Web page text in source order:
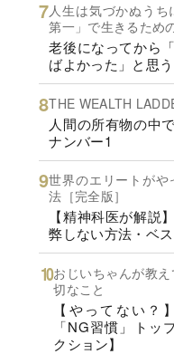
人生は気づかぬう
第一」で生きるため
老後になってから
ばよかった」と思
THE WEALTH
人間の所有物の中
ナンバー1
世界のエリートが
法［完全版］
【精神科医が解説
弊しない方法・ベ
おじいちゃんが教
切なこと
【やってない？
「NG習慣」トッ
クション】